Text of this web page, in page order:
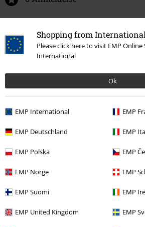
Shopping from International
Please click here to visit EMP
International
Ok
EMP International EMP
EMP Deutschland EMP
EMP Polska EMP
EMP Norge EMP
EMP Suomi EMP
EMP United Kingdom EMP
Skriv anmeldelse
Klesmerker Klær
Tema Basisplagg Klær